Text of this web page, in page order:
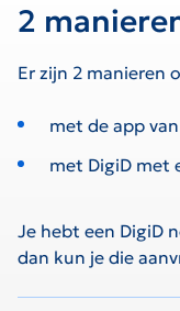
2
Er zijn 2 manieren
met de app
met DigiD met
Je hebt een DigiD
dan kun je die